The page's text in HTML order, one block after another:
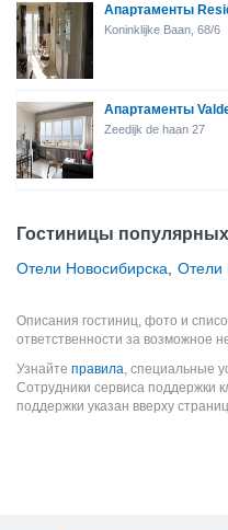
Апартаменты
Koninklijke Baan, 68/6
Апартаменты
Zeedijk de haan 27
Гостиницы
Отели Новосибирска Отели
Описания гостиниц, фото и
ответственности за возможное
Узнайте правила, специальные
Сотрудники сервиса поддержки
поддержки указан вверху